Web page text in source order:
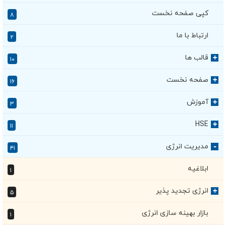
کپی صفحه نخست ۸
ارتباط با ما ۲
+ قالب ها ۱۰
+ صفحه نخست ۱۶
+ آموزش ۳
+
HSE
مدیریت انرژی ۴۱
ابلاغیه
+ انرژی تجدید پذیر ۵
بازار بهینه سازی انرژی